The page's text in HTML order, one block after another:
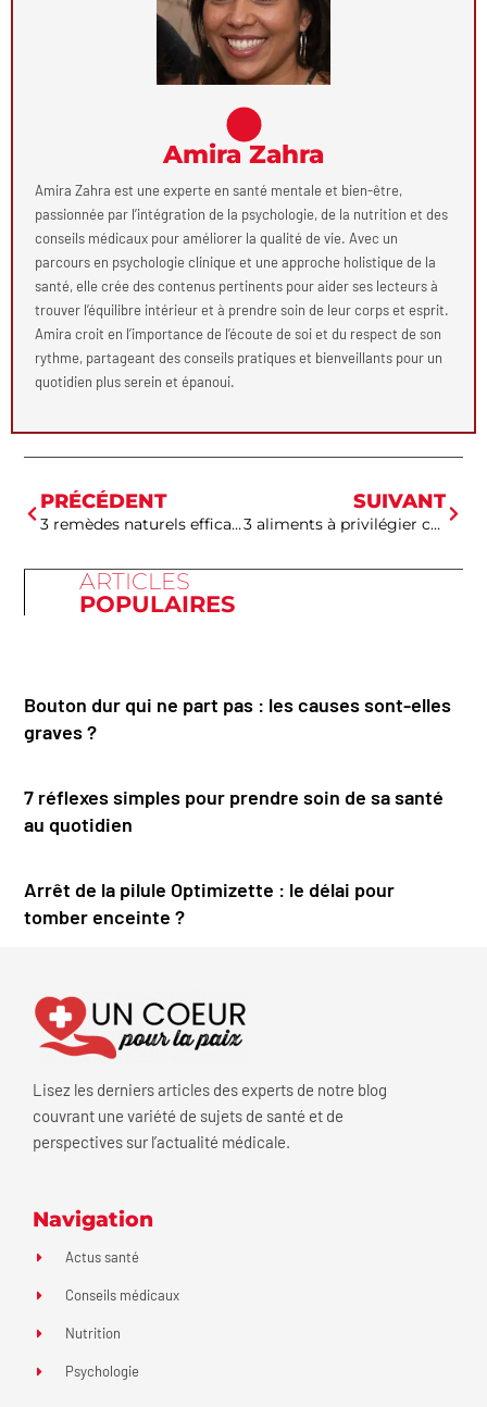
Amira Zahra
Amira Zahra est une experte en santé mentale et bien-être,
passionnée par l’intégration de la psychologie, de la nutrition et des
conseils médicaux pour améliorer la qualité de vie. Avec un
parcours en psychologie clinique et une approche holistique de la
santé, elle crée des contenus pertinents pour aider ses lecteurs à
trouver l’équilibre intérieur et à prendre soin de leur corps et esprit.
Amira croit en l’importance de l’écoute de soi et du respect de son
rythme, partageant des conseils pratiques et bienveillants pour un
quotidien plus serein et épanoui.
PRÉCÉDENT
3 remèdes naturels efficaces contre la bronchite
SUIVANT
3 aliments à privilégier contre la gastro
ARTICLES
POPULAIRES
Bouton dur qui ne part pas : les causes sont-elles
graves ?
7 réflexes simples pour prendre soin de sa santé
au quotidien
Arrêt de la pilule Optimizette : le délai pour
tomber enceinte ?
Lisez les derniers articles des experts de notre blog
couvrant une variété de sujets de santé et de
perspectives sur l’actualité médicale.
Navigation
Actus santé
Conseils médicaux
Nutrition
Psychologie